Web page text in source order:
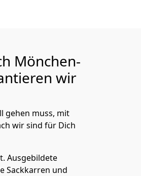
Mönchen­
wir
gehen muss, mit
wir sind für Dich
Ausgebildete
Sackkarren und